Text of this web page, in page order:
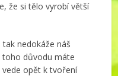
že si tělo vyrobí větší
nedokáže náš
toho důvodu máte
opět k tvoření